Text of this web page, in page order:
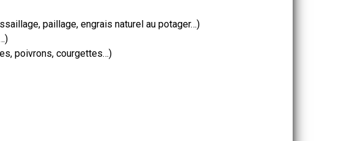
paillage, engrais naturel au potager…)
poivrons, courgettes…)